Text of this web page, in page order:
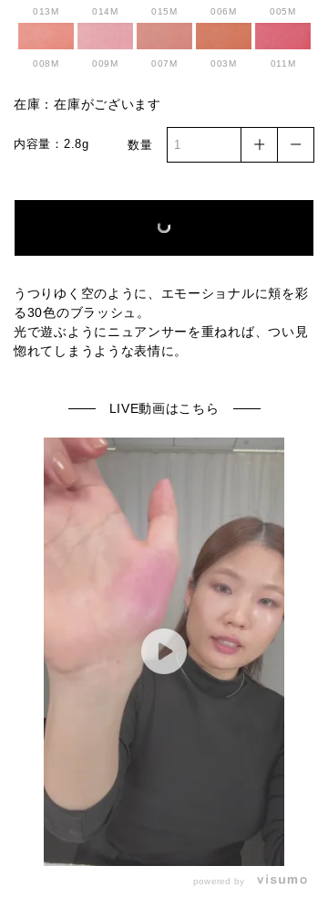
013M 014M 015M 006M 005M
008M 009M 007M 003M 011M
在庫：在庫がございます
内容量：2.8g 数量
うつりゆく空のように、エモーショナルに頬を彩
る30色のブラッシュ。
光で遊ぶようにニュアンサーを重ねれば、つい見
惚れてしまうような表情に。
LIVE動画はこちら
powered by